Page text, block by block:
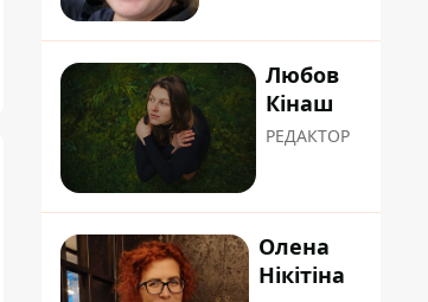
Любов
Кінаш
РЕДАКТОР
Олена
Нікітіна